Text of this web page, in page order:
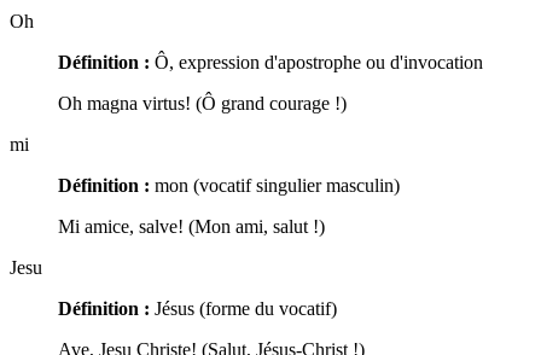
Oh
Définition : Ô, expression d'apostrophe ou d'invocation
Oh magna virtus! (Ô grand courage !)
mi
Définition : mon (vocatif singulier masculin)
Mi amice, salve! (Mon ami, salut !)
Jesu
Définition : Jésus (forme du vocatif)
Ave, Jesu Christe! (Salut, Jésus-Christ !)